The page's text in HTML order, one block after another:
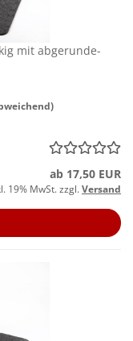
mit ab­ge­run­de­
ab 17,50 EUR
19% MwSt. zzgl.Versand